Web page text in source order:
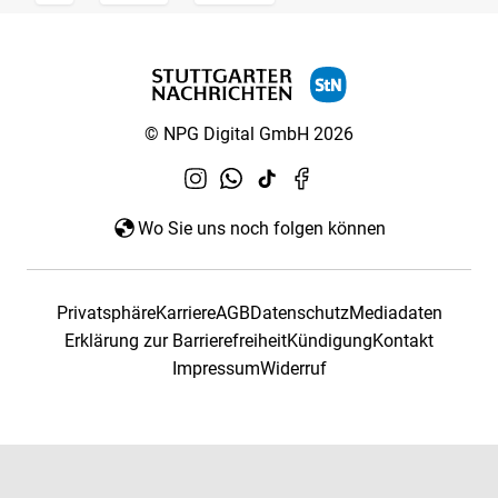
© NPG Digital GmbH 2026
Wo Sie uns noch folgen können
PrivatsphäreKarriereAGBDatenschutzMediadaten
Erklärung zur BarrierefreiheitKündigungKontakt
ImpressumWiderruf